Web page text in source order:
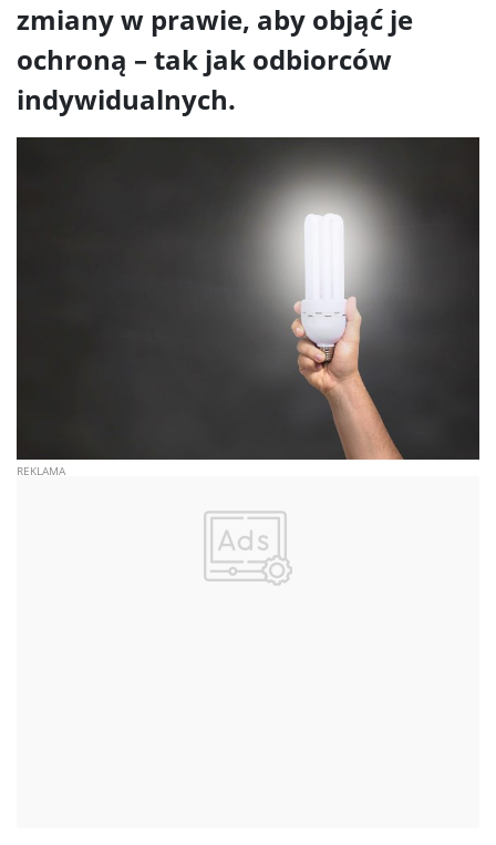
zmiany w prawie, aby objąć je
ochroną – tak jak odbiorców
indywidualnych.